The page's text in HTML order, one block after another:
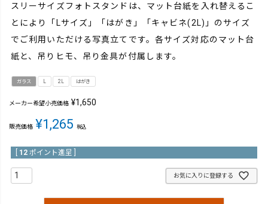
スリーサイズフォトスタンドは、マット台紙を入れ替えるこ
とにより「Lサイズ」「はがき」「キャビネ(2L)」のサイズ
でご利用いただける写真立てです。各サイズ対応のマット台
紙と、吊りヒモ、吊り金具が付属します。
ガラス L 2L はがき
メーカー希望小売価格 ¥1,650
販売価格 ¥1,265 税込
12 ポイント進呈 ]
お気に入りに登録する